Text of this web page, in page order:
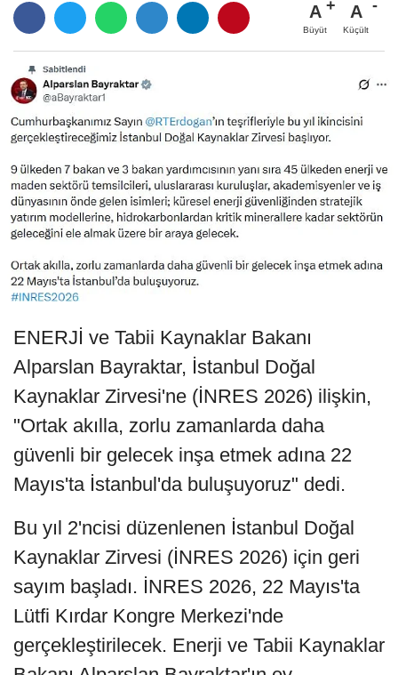
A
Büyüt
A
Küçült
ENERJİ ve Tabii Kaynaklar Bakanı
Alparslan Bayraktar, İstanbul Doğal
Kaynaklar Zirvesi'ne (İNRES 2026) ilişkin,
"Ortak akılla, zorlu zamanlarda daha
güvenli bir gelecek inşa etmek adına 22
Mayıs'ta İstanbul'da buluşuyoruz" dedi.
Bu yıl 2'ncisi düzenlenen İstanbul Doğal
Kaynaklar Zirvesi (İNRES 2026) için geri
sayım başladı. İNRES 2026, 22 Mayıs'ta
Lütfi Kırdar Kongre Merkezi'nde
gerçekleştirilecek. Enerji ve Tabii Kaynaklar